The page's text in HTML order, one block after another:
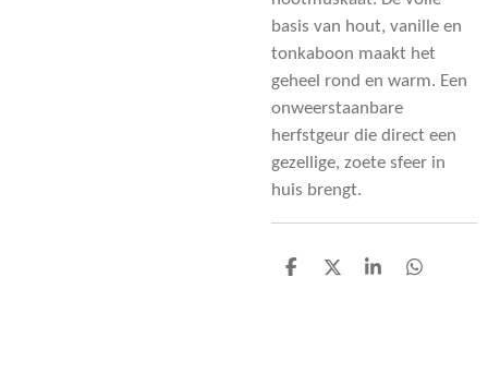
basis van hout, vanille en
tonkaboon maakt het
geheel rond en warm. Een
onweerstaanbare
herfstgeur die direct een
gezellige, zoete sfeer in
huis brengt.
D
D
S
D